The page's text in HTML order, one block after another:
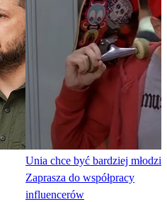
Unia chce być bardziej
Zaprasza do współpracy
influencerów